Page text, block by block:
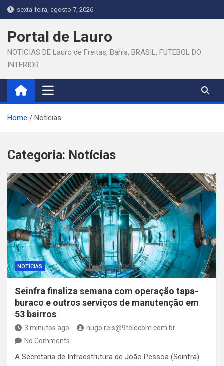
Skip
to
content
sexta-feira, agosto 7, 2026
Portal de Lauro
NOTICIAS DE Lauro de Freitas, Bahia, BRASIL, FUTEBOL DO
INTERIOR
Home Notícias
Categoria: Notícias
NOTÍCIAS
Seinfra finaliza semana com operação tapa-
buraco e outros serviços de manutenção em
53 bairros
3 minutos ago
hugo.reis@9telecom.com.br
No Comments
A Secretaria de Infraestrutura de João Pessoa (Seinfra)